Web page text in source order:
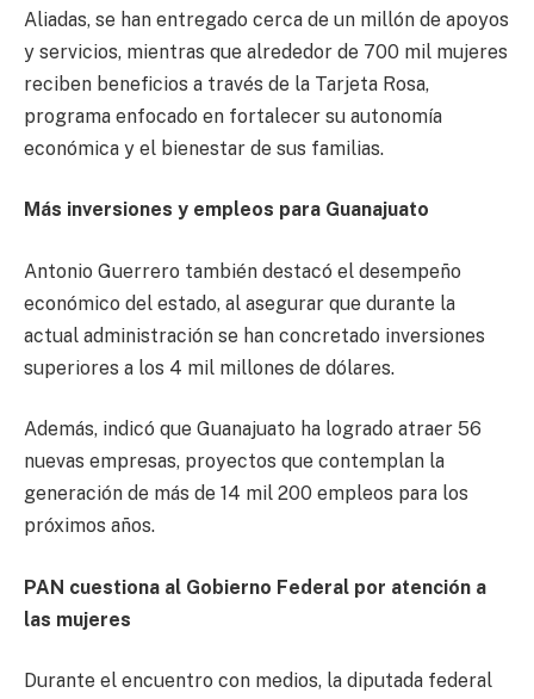
Aliadas, se han entregado cerca de un millón de apoyos
y servicios, mientras que alrededor de 700 mil mujeres
reciben beneficios a través de la Tarjeta Rosa,
programa enfocado en fortalecer su autonomía
económica y el bienestar de sus familias.
Más inversiones y empleos para Guanajuato
Antonio Guerrero también destacó el desempeño
económico del estado, al asegurar que durante la
actual administración se han concretado inversiones
superiores a los 4 mil millones de dólares.
Además, indicó que Guanajuato ha logrado atraer 56
nuevas empresas, proyectos que contemplan la
generación de más de 14 mil 200 empleos para los
próximos años.
PAN cuestiona al Gobierno Federal por atención a
las mujeres
Durante el encuentro con medios, la diputada federal